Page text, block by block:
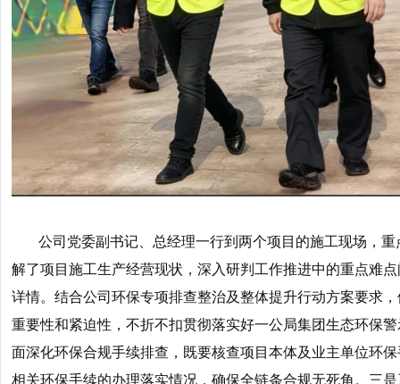
公司党委副书记、总经理一行到两个项目的施工现场，
解了项目施工生产经营现状，深入研判工作推进中的重点难
详情。结合公司环保专项排查整治及整体提升行动方案要求
重要性和紧迫性，不折不扣贯彻落实好一公局集团生态环保
面深化环保合规手续排查，既要核查项目本体及业主单位环
相关环保手续的办理落实情况，确保全链条合规无死角。 三是